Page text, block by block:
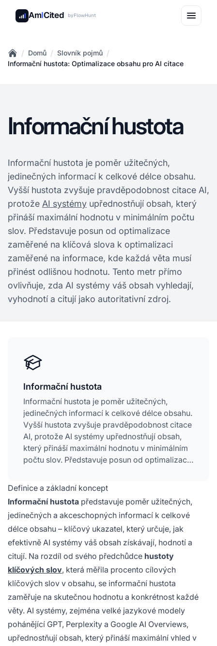
AmICited byFlowHunt
Home
/ Domů / Slovník pojmů /
Informační hustota: Optimalizace obsahu pro AI citace
Informační hustota
Informační hustota je poměr užitečných,
jedinečných informací k celkové délce obsahu.
Vyšší hustota zvyšuje pravděpodobnost citace AI,
protože AI systémy upřednostňují obsah, který
přináší maximální hodnotu v minimálním počtu
slov. Představuje posun od optimalizace
zaměřené na klíčová slova k optimalizaci
zaměřené na informace, kde každá věta musí
přinést odlišnou hodnotu. Tento metr přímo
ovlivňuje, zda AI systémy váš obsah vyhledají,
vyhodnotí a citují jako autoritativní zdroj.
Informační hustota
Informační hustota je poměr užitečných,
jedinečných informací k celkové délce obsahu.
Vyšší hustota zvyšuje pravděpodobnost citace
AI, protože AI systémy upřednostňují obsah,
který přináší maximální hodnotu v minimálním
počtu slov. Představuje posun od optimalizace
zaměřené na informace, kde každá věta musí
přinést odlišnou hodnotu. Tento metr přímo
ovlivňuje, zda AI systémy váš obsah vyhledají,
vyhodnotí a citují jako autoritativní zdroj.
Definice a základní koncept
Informační hustota představuje poměr užitečných,
jedinečných a akceschopných informací k celkové
délce obsahu – klíčový ukazatel, který určuje, jak
efektivně AI systémy váš obsah získávají, hodnotí a
citují. Na rozdíl od svého předchůdce hustoty
klíčových slov, která měřila procento cílových
klíčových slov v obsahu, se informační hustota
zaměřuje na skutečnou hodnotu a konkrétnost každé
věty. AI systémy, zejména velké jazykové modely
pohánějící GPT, Perplexity a Google AI Overviews,
upřednostňují obsah, který přináší maximální vhled v